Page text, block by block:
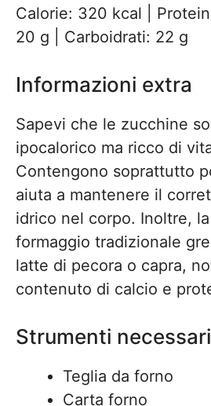
Calorie: 320 kcal |
20 g | Carboidrati: 22 g
Informazioni extra
Sapevi che le zucchine
ipocalorico ma ricco di
Contengono soprattutto
aiuta a mantenere il
idrico nel corpo. Inoltre,
formaggio tradizionale
latte di pecora o capra,
contenuto di calcio e
Strumenti necessari
Teglia da forno
Carta forno